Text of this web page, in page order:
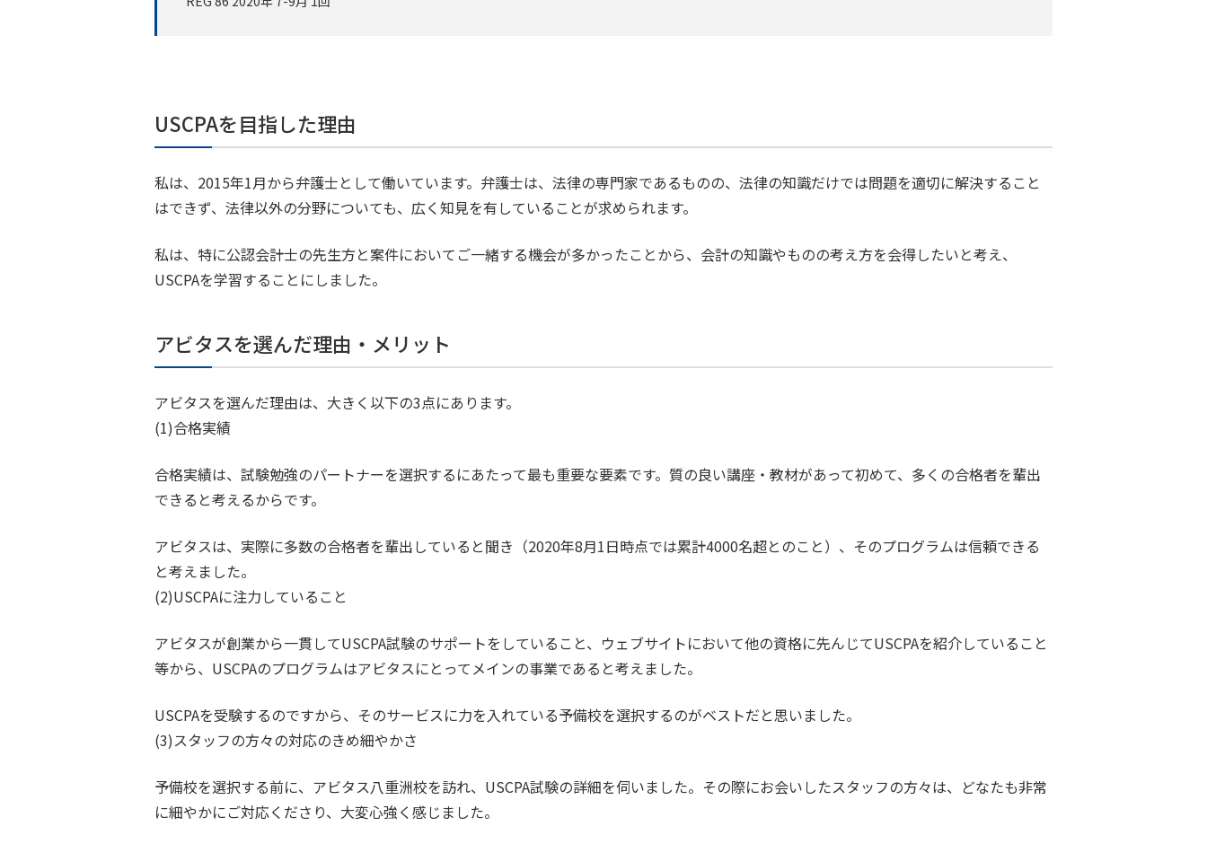
USCPAを目指した理由
私は、2015年1月から弁護士として働いています。弁護士は、法律の専門家であるものの、法律の知識だけでは問題を適切に解決すること
はできず、法律以外の分野についても、広く知見を有していることが求められます。
私は、特に公認会計士の先生方と案件においてご一緒する機会が多かったことから、会計の知識やものの考え方を会得したいと考え、
USCPAを学習することにしました。
アビタスを選んだ理由・メリット
アビタスを選んだ理由は、大きく以下の3点にあります。
(1)合格実績
合格実績は、試験勉強のパートナーを選択するにあたって最も重要な要素です。質の良い講座・教材があって初めて、多くの合格者を輩出
できると考えるからです。
アビタスは、実際に多数の合格者を輩出していると聞き（2020年8月1日時点では累計4000名超とのこと）、そのプログラムは信頼できる
と考えました。
(2)USCPAに注力していること
アビタスが創業から一貫してUSCPA試験のサポートをしていること、ウェブサイトにおいて他の資格に先んじてUSCPAを紹介していること
等から、USCPAのプログラムはアビタスにとってメインの事業であると考えました。
USCPAを受験するのですから、そのサービスに力を入れている予備校を選択するのがベストだと思いました。
(3)スタッフの方々の対応のきめ細やかさ
予備校を選択する前に、アビタス八重洲校を訪れ、USCPA試験の詳細を伺いました。その際にお会いしたスタッフの方々は、どなたも非常
に細やかにご対応くださり、大変心強く感じました。